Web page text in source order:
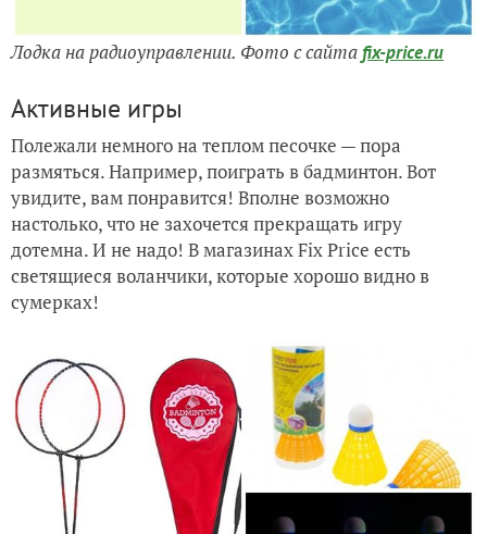
Лодка на радиоуправлении. Фото с сайта fix-price.ru
Активные игры
Полежали немного на теплом песочке — пора
размяться. Например, поиграть в бадминтон. Вот
увидите, вам понравится! Вполне возможно
настолько, что не захочется прекращать игру
дотемна. И не надо! В магазинах Fix Price есть
светящиеся воланчики, которые хорошо видно в
сумерках!